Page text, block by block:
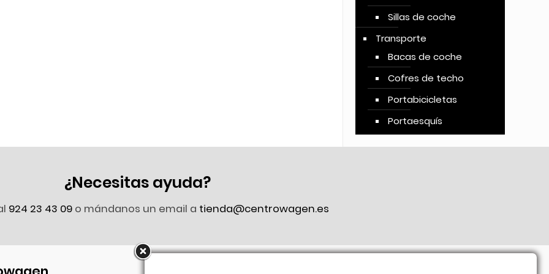
Sillas de coche
Transporte
Bacas de coche
Cofres de techo
Portabicicletas
Portaesquís
¿Necesitas ayuda?
924 23 43 09 o mándanos un email a tienda@centrowagen.es